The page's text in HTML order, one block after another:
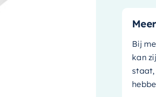
Bij
kan
staat,